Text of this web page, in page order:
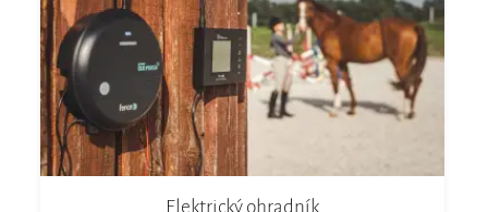
Elektrický ohradník